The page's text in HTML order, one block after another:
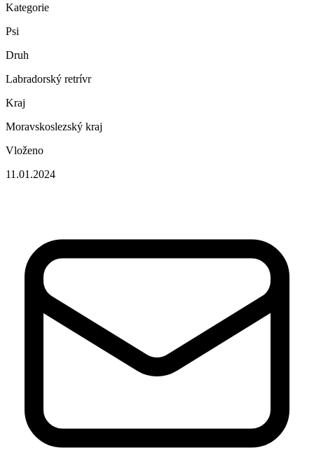
Kategorie
Psi
Druh
Labradorský retrívr
Kraj
Moravskoslezský kraj
Vloženo
11.01.2024